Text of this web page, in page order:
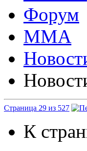
Форум
ММА
Страница 29 из 527
К